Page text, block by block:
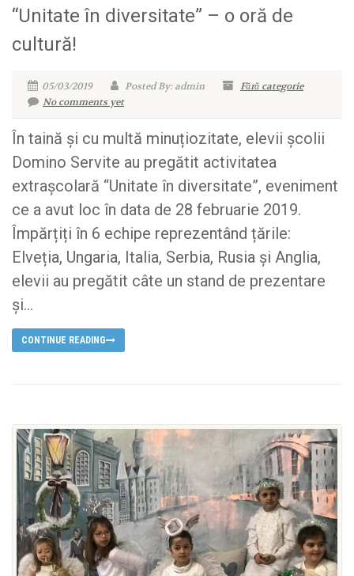
“Unitate în diversitate” – o oră de
cultură!
05/03/2019 Posted By: admin
Fără categorie
No comments yet
În taină și cu multă minuțiozitate, elevii școlii
Domino Servite au pregătit activitatea
extrașcolară “Unitate în diversitate”, eveniment
ce a avut loc în data de 28 februarie 2019.
Împărțiți în 6 echipe reprezentând țările:
Elveția, Ungaria, Italia, Serbia, Rusia și Anglia,
elevii au pregătit câte un stand de prezentare
și...
CONTINUE READING